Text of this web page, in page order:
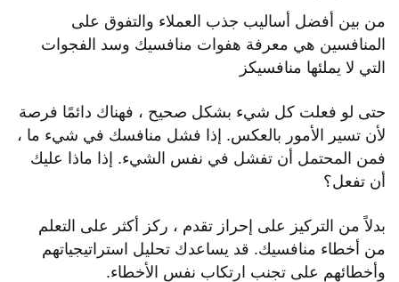
من بين أفضل أساليب جذب العملاء والتفوق على
المنافسين هي معرفة هفوات منافسيك وسد الفجوات
التي لا يملئها منافسيكز
حتى لو فعلت كل شيء بشكل صحيح ، فهناك دائمًا فرصة
لأن تسير الأمور بالعكس. إذا فشل منافسك في شيء ما ،
فمن المحتمل أن تفشل في نفس الشيء. إذا ماذا عليك
أن تفعل؟
بدلاً من التركيز على إحراز تقدم ، ركز أكثر على التعلم
من أخطاء منافسيك. قد يساعدك تحليل استراتيجياتهم
وأخطائهم على تجنب ارتكاب نفس الأخطاء.